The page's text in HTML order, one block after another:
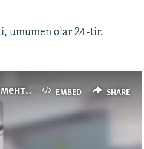
umumen olar 24-tir.
EMBED SHARE
Пленных украинских моряков встречают аплодисментами на суде в Москве (видео)